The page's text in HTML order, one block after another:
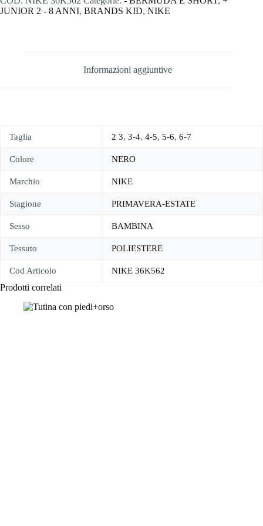
JUNIOR 2 - 8 ANNI, BRANDS KID, NIKE
Informazioni aggiuntive
Taglia 2 3, 3-4, 4-5, 5-6, 6-7
Colore NERO
Marchio NIKE
Stagione PRIMAVERA-ESTATE
Sesso BAMBINA
Tessuto POLIESTERE
Cod Articolo NIKE 36K562
Prodotti correlati